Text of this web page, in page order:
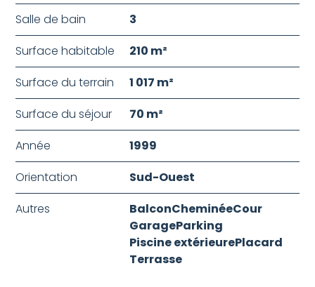
Salle de bain
3
Surface habitable
210 m²
Surface du terrain
1 017 m²
Surface du séjour
70 m²
Année
1999
Orientation
Sud-Ouest
Autres
BalconCheminéeCour
GarageParking
Piscine extérieurePlacard
Terrasse